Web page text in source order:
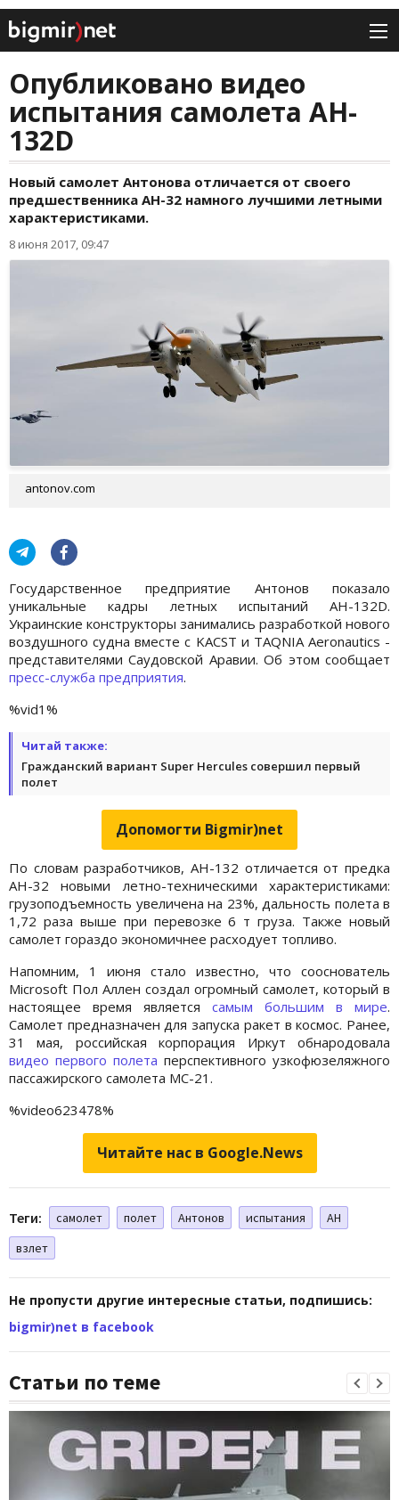
Опубликовано видео
испытания самолета AH-
132D
Новый самолет Антонова отличается от своего
предшественника АН-32 намного лучшими летными
характеристиками.
8 июня 2017, 09:47
antonov.com
Государственное предприятие Антонов показало
уникальные кадры летных испытаний AH-132D.
Украинские конструкторы занимались разработкой нового
воздушного судна вместе с KACST и TAQNIA Aeronautics -
представителями Саудовской Аравии. Об этом сообщает
пресс-служба предприятия.
%vid1%
Читай также:
Гражданский вариант Super Hercules совершил первый
полет
Допомогти Bigmir)net
По словам разработчиков, АН-132 отличается от предка
АН-32 новыми летно-техническими характеристиками:
грузоподъемность увеличена на 23%, дальность полета в
1,72 раза выше при перевозке 6 т груза. Также новый
самолет гораздо экономичнее расходует топливо.
Напомним, 1 июня стало известно, что сооснователь
Microsoft Пол Аллен создал огромный самолет, который в
настоящее время является самым большим в мире.
Самолет предназначен для запуска ракет в космос. Ранее,
31 мая, российская корпорация Иркут обнародовала
видео первого полета перспективного узкофюзеляжного
пассажирского самолета МС-21.
%video623478%
Читайте нас в Google.News
Теги: самолет полет Антонов испытания
АН
взлет
Не пропусти другие интересные статьи, подпишись:
bigmir)net в facebook
Статьи по теме